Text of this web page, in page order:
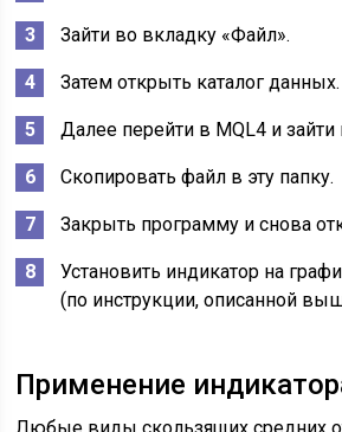
Зайти во вкладку «Файл».
Затем открыть каталог данных.
Далее перейти в MQL4 и зайти
Скопировать файл в эту папку.
Закрыть программу и снова
Установить индикатор на
(по инструкции, описанной
Применение